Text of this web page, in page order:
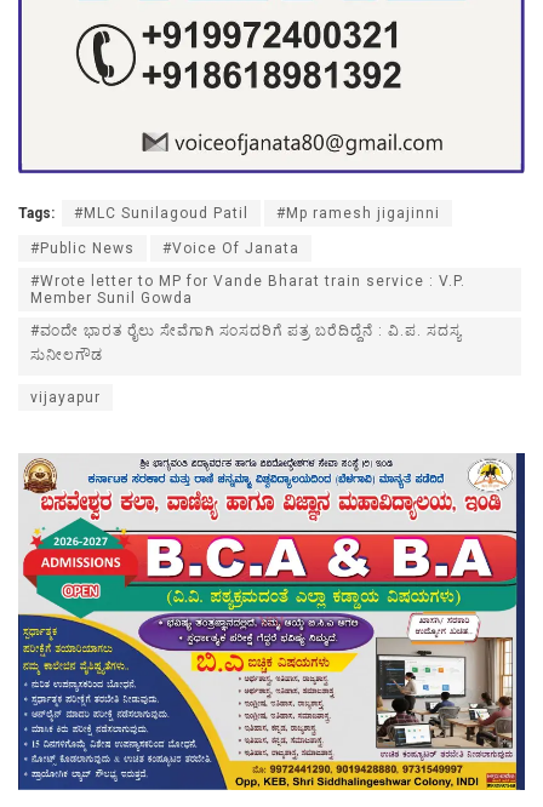
Tags: #MLC Sunilagoud Patil #Mp ramesh jigajinni
#Public News
#Voice Of Janata
#Wrote letter to MP for Vande Bharat train service : V.P.
Member Sunil Gowda
#ವಂದೇ ಭಾರತ ರೈಲು ಸೇವೆಗಾಗಿ ಸಂಸದರಿಗೆ ಪತ್ರ ಬರೆದಿದ್ದೆನೆ : ವಿ.ಪ. ಸದಸ್ಯ
ಸುನೀಲಗೌಡ
vijayapur